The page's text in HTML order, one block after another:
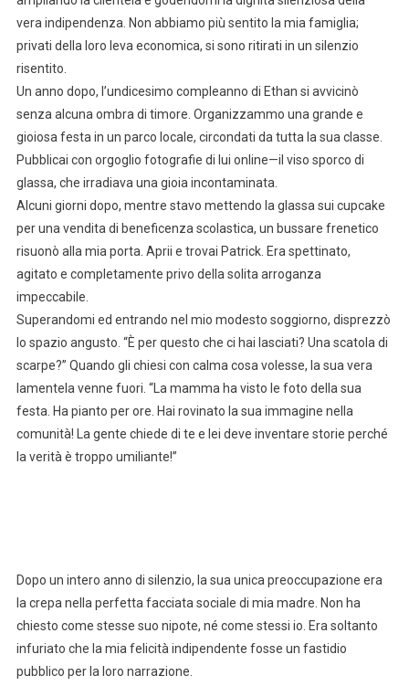
vera indipendenza. Non abbiamo più sentito la mia famiglia;
privati della loro leva economica, si sono ritirati in un silenzio
risentito.
Un anno dopo, l’undicesimo compleanno di Ethan si avvicinò
senza alcuna ombra di timore. Organizzammo una grande e
gioiosa festa in un parco locale, circondati da tutta la sua classe.
Pubblicai con orgoglio fotografie di lui online—il viso sporco di
glassa, che irradiava una gioia incontaminata.
Alcuni giorni dopo, mentre stavo mettendo la glassa sui cupcake
per una vendita di beneficenza scolastica, un bussare frenetico
risuonò alla mia porta. Aprii e trovai Patrick. Era spettinato,
agitato e completamente privo della solita arroganza
impeccabile.
Superandomi ed entrando nel mio modesto soggiorno, disprezzò
lo spazio angusto. “È per questo che ci hai lasciati? Una scatola di
scarpe?” Quando gli chiesi con calma cosa volesse, la sua vera
lamentela venne fuori. “La mamma ha visto le foto della sua
festa. Ha pianto per ore. Hai rovinato la sua immagine nella
comunità! La gente chiede di te e lei deve inventare storie perché
la verità è troppo umiliante!”
Dopo un intero anno di silenzio, la sua unica preoccupazione era
la crepa nella perfetta facciata sociale di mia madre. Non ha
chiesto come stesse suo nipote, né come stessi io. Era soltanto
infuriato che la mia felicità indipendente fosse un fastidio
pubblico per la loro narrazione.